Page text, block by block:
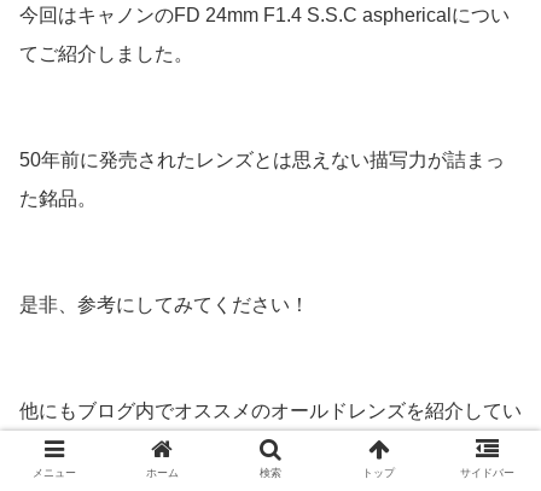
今回はキャノンのFD 24mm F1.4 S.S.C asphericalについ
てご紹介しました。
50年前に発売されたレンズとは思えない描写力が詰まっ
た銘品。
是非、参考にしてみてください！
他にもブログ内でオススメのオールドレンズを紹介してい
るのでそちらもご覧ください！
メニュー ホーム 検索 トップ サイドバー